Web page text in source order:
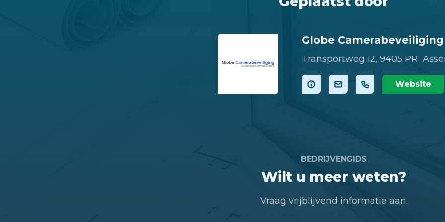
Globe Camerabeveiliging
Transportweg 12, 9405 PR
Website
BEDRIJVENGIDS
Wilt u meer weten?
Vraag vrijblijvend informatie aan.